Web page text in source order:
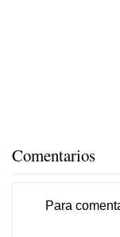
Comentarios
Para